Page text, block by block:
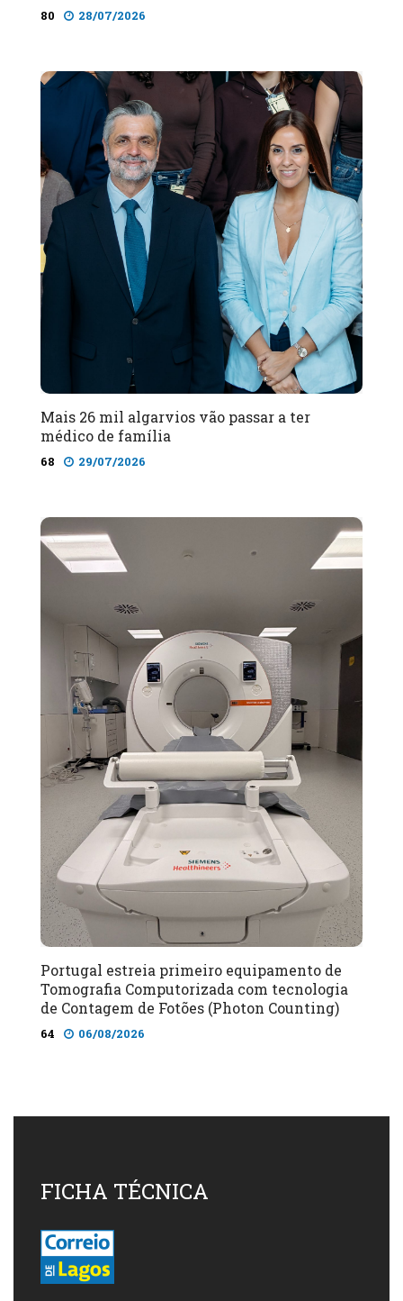
80 28/07/2026
Mais 26 mil algarvios vão passar a ter
médico de família
68 29/07/2026
Portugal estreia primeiro equipamento de
Tomografia Computorizada com tecnologia
de Contagem de Fotões (Photon Counting)
64 06/08/2026
FICHA TÉCNICA